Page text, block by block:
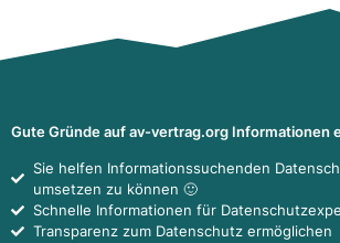
Gute Gründe auf av-vertrag.org Informationen
Sie helfen Informationssuchenden
umsetzen zu können 🙂
Schnelle Informationen für
Transparenz zum Datenschutz ermöglichen